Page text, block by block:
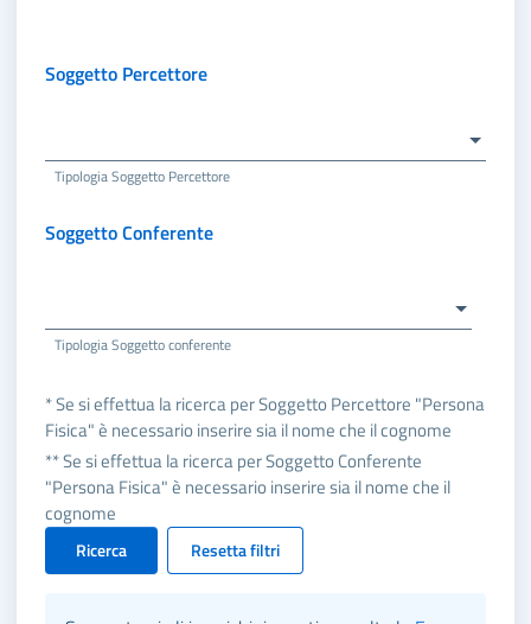
Soggetto Percettore
Tipologia Soggetto Percettore
Soggetto Conferente
Tipologia Soggetto conferente
* Se si effettua la ricerca per Soggetto Percettore "Persona
Fisica" è necessario inserire sia il nome che il cognome
** Se si effettua la ricerca per Soggetto Conferente
"Persona Fisica" è necessario inserire sia il nome che il
cognome
Ricerca Resetta filtri